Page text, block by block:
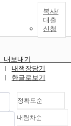
복사/
대출
신청
내보내기
내책장담기
한글로보기
정확도순
정확도
내림차순